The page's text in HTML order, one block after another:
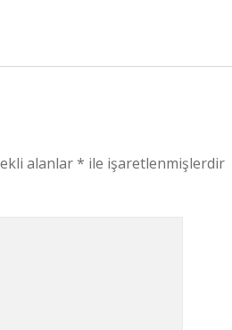
alanlar* ile işaretlenmişlerdir